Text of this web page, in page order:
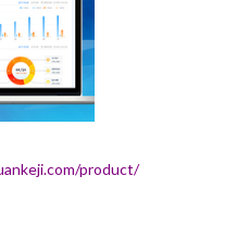
product/